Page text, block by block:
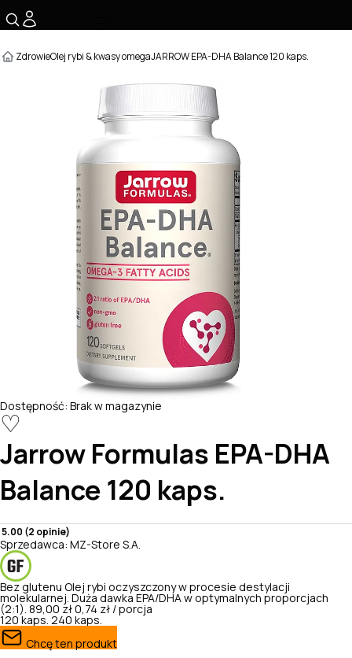
ZdrowieOlej rybi & kwasy omegaJARROW EPA-DHA Balance 120 kaps.
Dostępność: Brak w magazynie
♡
Jarrow Formulas EPA-DHA
Balance 120 kaps.
5.00 (2 opinie)
Sprzedawca: MZ-Store S.A.
Bez glutenu Olej rybi oczyszczony w procesie destylacji
molekularnej. Duża dawka EPA/DHA w optymalnych proporcjach
(2:1). 89,00 zł 0,74 zł / porcja
120 kaps. 240 kaps.
Chcę ten produkt